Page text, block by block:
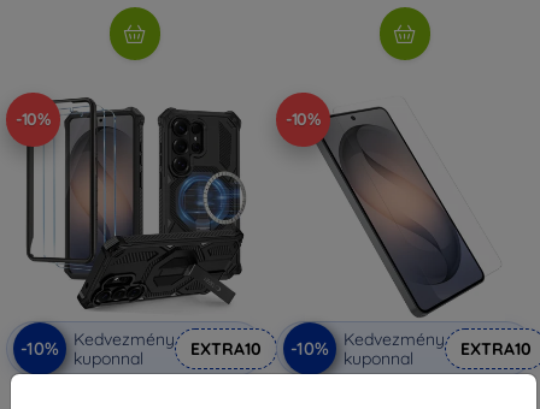
-10%
-10%
Kedvezmény
kuponnal
EXTRA10
-10%
-10%
Kedvezmény
kuponnal
EXTRA10